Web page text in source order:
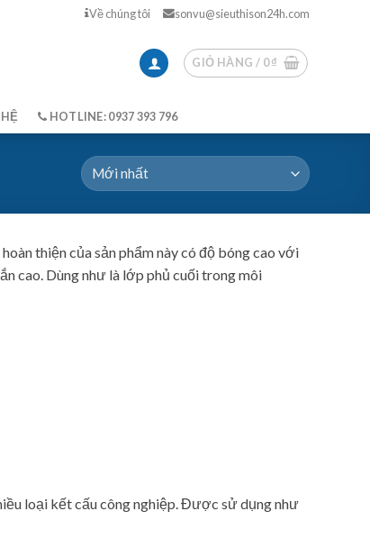
Về chúng tôi sonvu@sieuthison24h.com
GIỎ HÀNG / 0₫
HOTLINE: 0937 393 796
thiện của sản phẩm này có độ bóng cao với
cao. Dùng như là lớp phủ cuối trong môi
loại kết cấu công nghiệp. Được sử dụng như